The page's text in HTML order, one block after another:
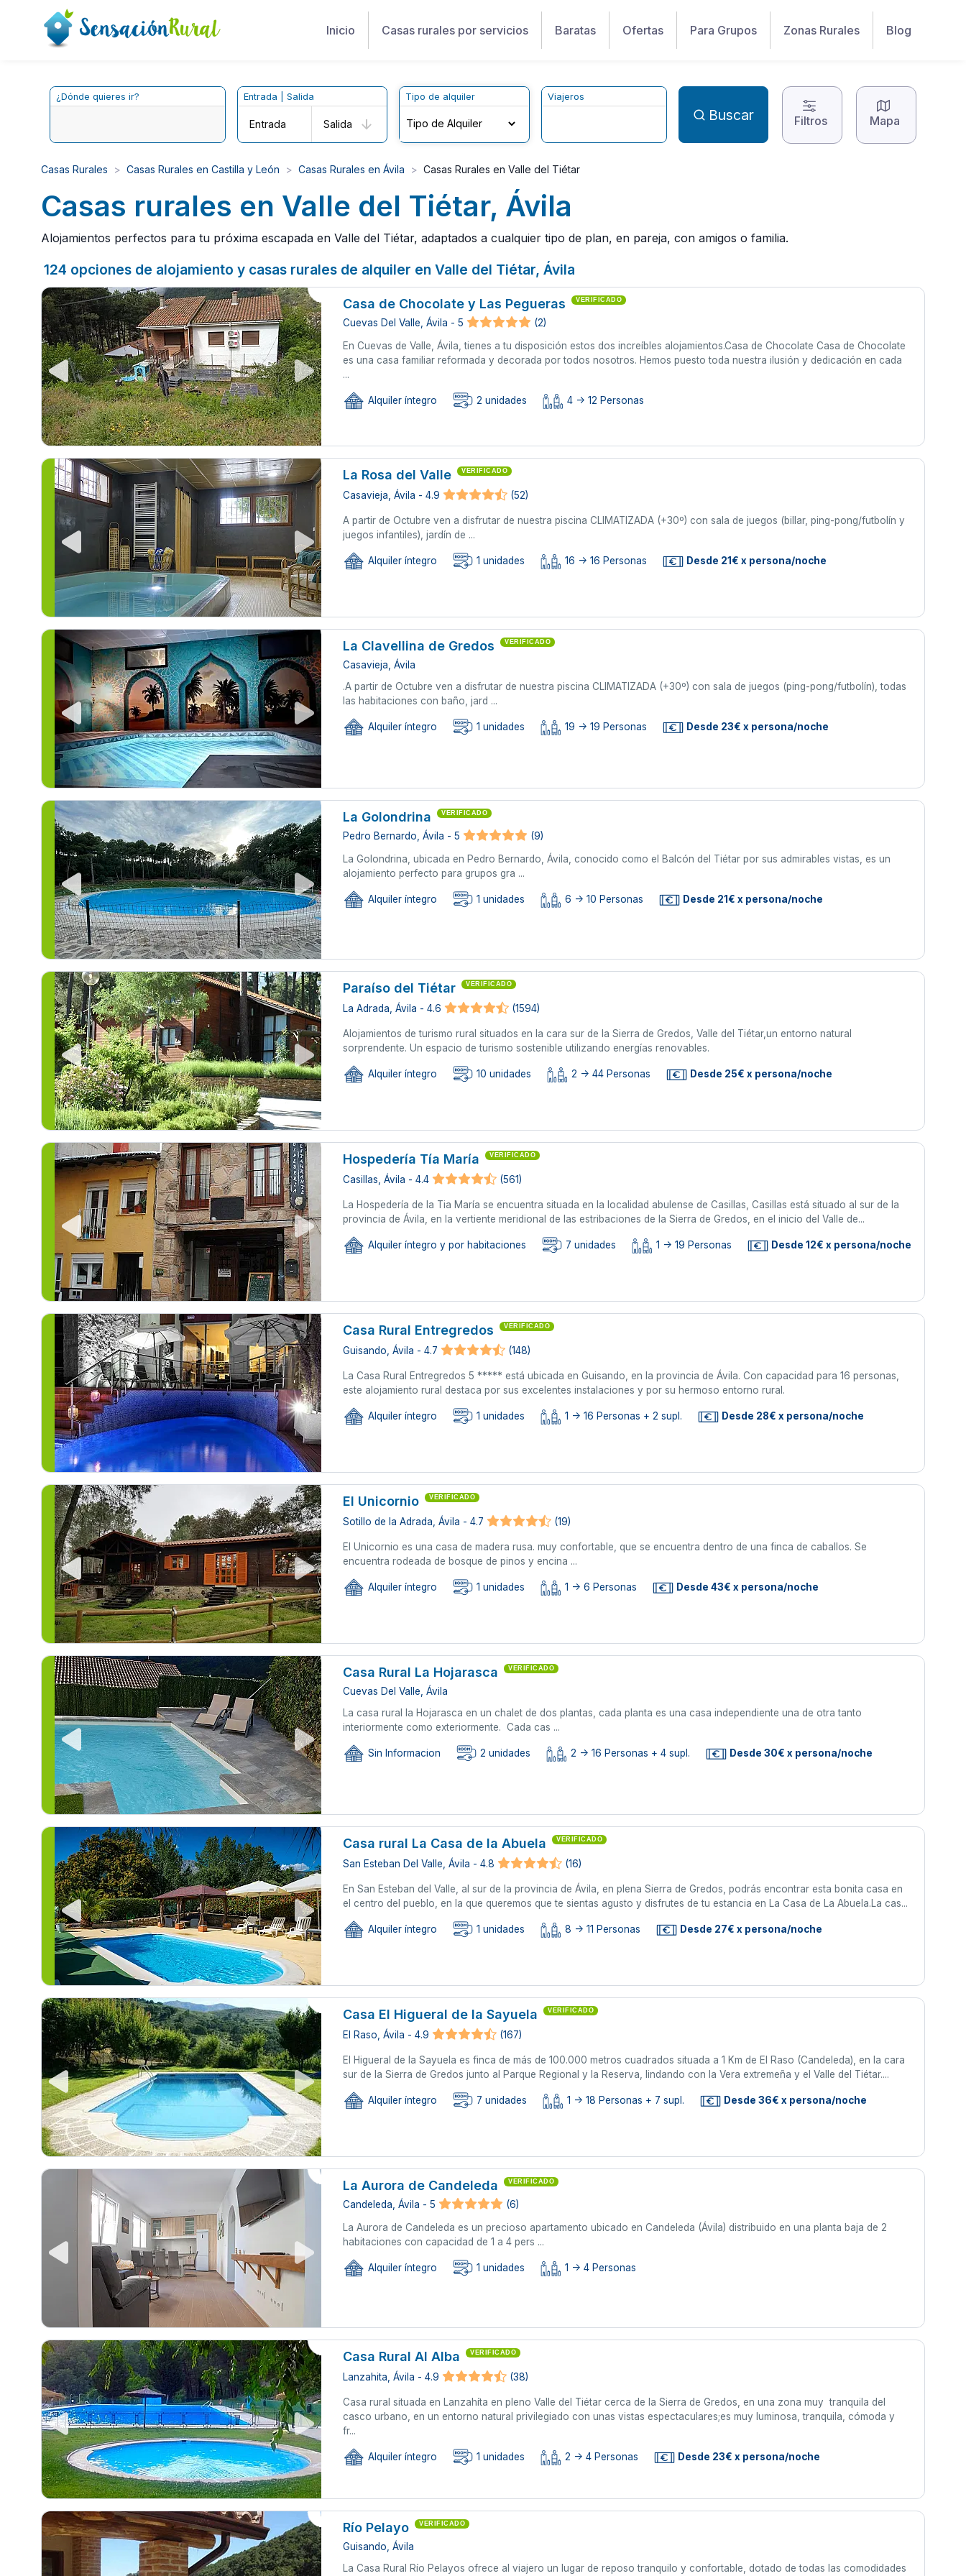
Inicio Casas rurales por servicios Baratas Ofertas Para Grupos Zonas Rurales Blog
¿Dónde quieres ir? Entrada | Salida
Entrada Salida
Tipo de alquiler Viajeros
Buscar Filtros Mapa
Casas Rurales Casas Rurales en Castilla y León Casas Rurales en Ávila Casas Rurales en Valle del Tiétar
Casas rurales en Valle del Tiétar, Ávila
Alojamientos perfectos para tu próxima escapada en Valle del Tiétar, adaptados a cualquier tipo de plan, en pareja, con amigos o familia.
124 opciones de alojamiento y casas rurales de alquiler en Valle del Tiétar, Ávila
Casa de Chocolate y Las Pegueras VERIFICADO
Cuevas Del Valle, Ávila - 5 (2)
En Cuevas de Valle, Ávila, tienes a tu disposición estos dos increíbles alojamientos.Casa de Chocolate Casa de Chocolate
es una casa familiar reformada y decorada por todos nosotros. Hemos puesto toda nuestra ilusión y dedicación en cada
...
Alquiler íntegro 2 unidades 4 -> 12 Personas
La Rosa del Valle VERIFICADO
Casavieja, Ávila - 4.9 (52)
A partir de Octubre ven a disfrutar de nuestra piscina CLIMATIZADA (+30º) con sala de juegos (billar, ping-pong/futbolín y
juegos infantiles), jardín de ...
Alquiler íntegro 1 unidades 16 -> 16 Personas Desde 21€ x persona/noche
La Clavellina de Gredos VERIFICADO
Casavieja, Ávila
.A partir de Octubre ven a disfrutar de nuestra piscina CLIMATIZADA (+30º) con sala de juegos (ping-pong/futbolín), todas
las habitaciones con baño, jard ...
Alquiler íntegro 1 unidades 19 -> 19 Personas Desde 23€ x persona/noche
La Golondrina VERIFICADO
Pedro Bernardo, Ávila - 5 (9)
La Golondrina, ubicada en Pedro Bernardo, Ávila, conocido como el Balcón del Tiétar por sus admirables vistas, es un
alojamiento perfecto para grupos gra ...
Alquiler íntegro 1 unidades 6 -> 10 Personas Desde 21€ x persona/noche
Paraíso del Tiétar VERIFICADO
La Adrada, Ávila - 4.6 (1594)
Alojamientos de turismo rural situados en la cara sur de la Sierra de Gredos, Valle del Tiétar,un entorno natural
sorprendente. Un espacio de turismo sostenible utilizando energías renovables.
Alquiler íntegro 10 unidades 2 -> 44 Personas Desde 25€ x persona/noche
Hospedería Tía María VERIFICADO
Casillas, Ávila - 4.4 (561)
La Hospedería de la Tia María se encuentra situada en la localidad abulense de Casillas, Casillas está situado al sur de la
provincia de Ávila, en la vertiente meridional de las estribaciones de la Sierra de Gredos, en el inicio del Valle de...
Alquiler íntegro y por habitaciones 7 unidades 1 -> 19 Personas Desde 12€ x persona/noche
Casa Rural Entregredos VERIFICADO
Guisando, Ávila - 4.7 (148)
La Casa Rural Entregredos 5 ***** está ubicada en Guisando, en la provincia de Ávila. Con capacidad para 16 personas,
este alojamiento rural destaca por sus excelentes instalaciones y por su hermoso entorno rural.
Alquiler íntegro 1 unidades 1 -> 16 Personas + 2 supl. Desde 28€ x persona/noche
El Unicornio VERIFICADO
Sotillo de la Adrada, Ávila - 4.7 (19)
El Unicornio es una casa de madera rusa. muy confortable, que se encuentra dentro de una finca de caballos. Se
encuentra rodeada de bosque de pinos y encina ...
Alquiler íntegro 1 unidades 1 -> 6 Personas Desde 43€ x persona/noche
Casa Rural La Hojarasca VERIFICADO
Cuevas Del Valle, Ávila
La casa rural la Hojarasca en un chalet de dos plantas, cada planta es una casa independiente una de otra tanto
interiormente como exteriormente. Cada cas ...
Sin Informacion 2 unidades 2 -> 16 Personas + 4 supl. Desde 30€ x persona/noche
Casa rural La Casa de la Abuela VERIFICADO
San Esteban Del Valle, Ávila - 4.8 (16)
En San Esteban del Valle, al sur de la provincia de Ávila, en plena Sierra de Gredos, podrás encontrar esta bonita casa en
el centro del pueblo, en la que queremos que te sientas agusto y disfrutes de tu estancia en La Casa de La Abuela.La cas...
Alquiler íntegro 1 unidades 8 -> 11 Personas Desde 27€ x persona/noche
Casa El Higueral de la Sayuela VERIFICADO
El Raso, Ávila - 4.9 (167)
El Higueral de la Sayuela es finca de más de 100.000 metros cuadrados situada a 1 Km de El Raso (Candeleda), en la cara
sur de la Sierra de Gredos junto al Parque Regional y la Reserva, lindando con la Vera extremeña y el Valle del Tiétar....
Alquiler íntegro 7 unidades 1 -> 18 Personas + 7 supl. Desde 36€ x persona/noche
La Aurora de Candeleda VERIFICADO
Candeleda, Ávila - 5 (6)
La Aurora de Candeleda es un precioso apartamento ubicado en Candeleda (Ávila) distribuido en una planta baja de 2
habitaciones con capacidad de 1 a 4 pers ...
Alquiler íntegro 1 unidades 1 -> 4 Personas
Casa Rural Al Alba VERIFICADO
Lanzahita, Ávila - 4.9 (38)
Casa rural situada en Lanzahíta en pleno Valle del Tiétar cerca de la Sierra de Gredos, en una zona muy tranquila del
casco urbano, en un entorno natural privilegiado con unas vistas espectaculares;es muy luminosa, tranquila, cómoda y
fr...
Alquiler íntegro 1 unidades 2 -> 4 Personas Desde 23€ x persona/noche
Río Pelayo VERIFICADO
Guisando, Ávila
La Casa Rural Río Pelayos ofrece al viajero un lugar de reposo tranquilo y confortable, dotado de todas las comodidades